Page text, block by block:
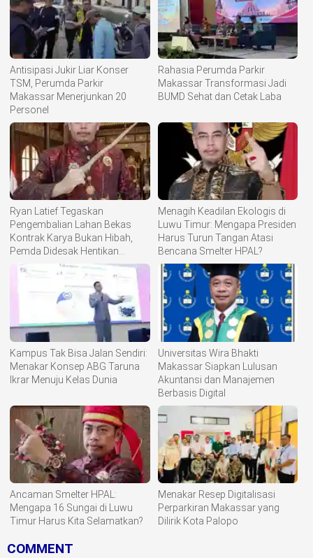
Antisipasi Jukir Liar Konser
TSM, Perumda Parkir
Makassar Menerjunkan 20
Personel
Rahasia Perumda Parkir
Makassar Transformasi Jadi
BUMD Sehat dan Cetak Laba
Ryan Latief Tegaskan
Pengembalian Lahan Bekas
Kontrak Karya Bukan Hibah,
Pemda Didesak Hentikan
Komoditisasi Tanah Ulayat
Menagih Keadilan Ekologis di
Luwu Timur: Mengapa Presiden
Harus Turun Tangan Atasi
Bencana Smelter HPAL?
Kampus Tak Bisa Jalan Sendiri:
Menakar Konsep ABG Taruna
Ikrar Menuju Kelas Dunia
Universitas Wira Bhakti
Makassar Siapkan Lulusan
Akuntansi dan Manajemen
Berbasis Digital
Ancaman Smelter HPAL:
Mengapa 16 Sungai di Luwu
Timur Harus Kita Selamatkan?
Menakar Resep Digitalisasi
Perparkiran Makassar yang
Dilirik Kota Palopo
COMMENT